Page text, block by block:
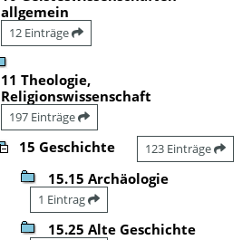
allgemein
12 Einträge
11 Theologie,
Religionswissenschaft
197 Einträge
15 Geschichte 123 Einträge
15.15 Archäologie
1 Eintrag
15.25 Alte Geschichte